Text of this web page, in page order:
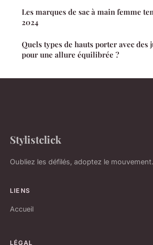
Les marques de sac à main femme
2024
Quels types de hauts porter avec des
pour une allure équilibrée ?
Stylistclick
Oubliez les défilés, adoptez le mouvement.
LIENS
Accueil
LÉGAL